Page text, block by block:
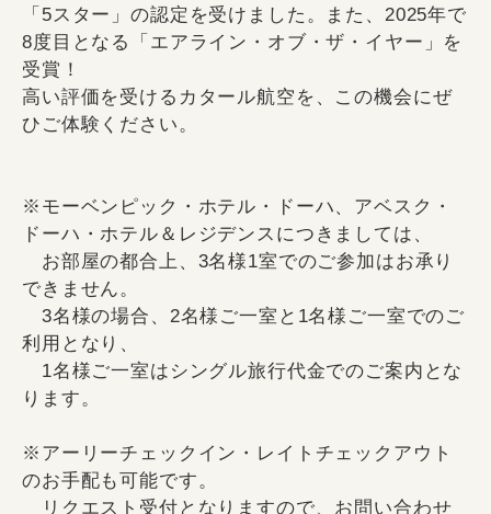
「5スター」の認定を受けました。また、2025年で
8度目となる「エアライン・オブ・ザ・イヤー」を
受賞！
高い評価を受けるカタール航空を、この機会にぜ
ひご体験ください。
※モーベンピック・ホテル・ドーハ、アベスク・
ドーハ・ホテル＆レジデンスにつきましては、
お部屋の都合上、3名様1室でのご参加はお承り
できません。
3名様の場合、2名様ご一室と1名様ご一室でのご
利用となり、
1名様ご一室はシングル旅行代金でのご案内とな
ります。
※アーリーチェックイン・レイトチェックアウト
のお手配も可能です。
リクエスト受付となりますので、お問い合わせ